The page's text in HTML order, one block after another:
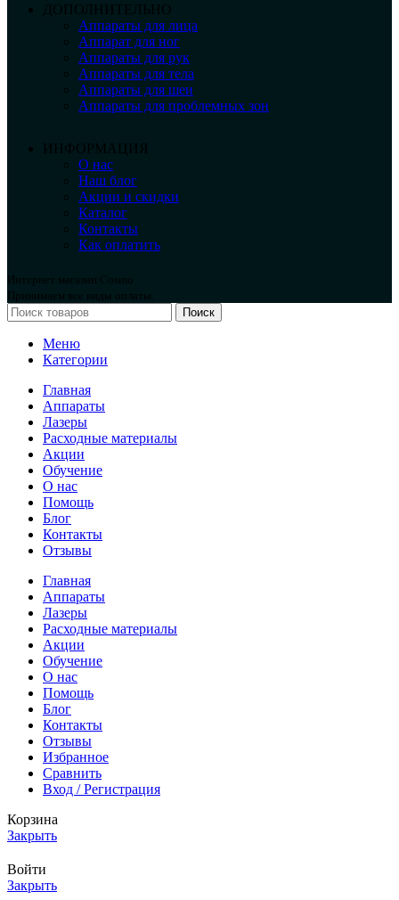
ДОПОЛНИТЕЛЬНО
Аппараты для лица
Аппарат для ног
Аппараты для рук
Аппараты для тела
Аппараты для шеи
Аппараты для проблемных зон
ИНФОРМАЦИЯ
О нас
Наш блог
Акции и скидки
Каталог
Контакты
Как оплатить
Интернет магазин Cosmo
Принимаем все виды оплаты.
Поиск
Меню
Категории
Главная
Аппараты
Лазеры
Расходные материалы
Акции
Обучение
О нас
Помощь
Блог
Контакты
Отзывы
Главная
Аппараты
Лазеры
Расходные материалы
Акции
Обучение
О нас
Помощь
Блог
Контакты
Отзывы
Избранное
Сравнить
Вход / Регистрация
Корзина
Закрыть
Войти
Закрыть